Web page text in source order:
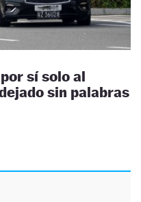
sí solo al
sin palabras